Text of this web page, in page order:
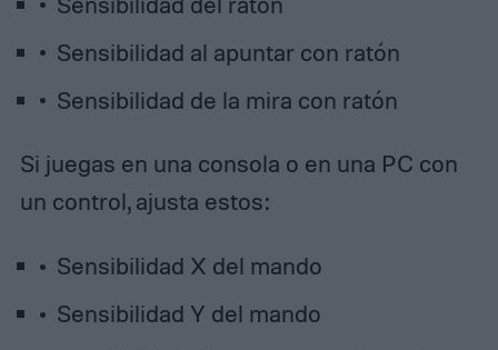
Sensibilidad al apuntar con ratón
Sensibilidad de la mira con ratón
Si juegas en una consola o en una PC con
un control, ajusta estos:
Sensibilidad X del mando
Sensibilidad Y del mando